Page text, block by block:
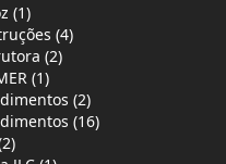
(1)
(4)
(2)
(1)
(2)
(16)